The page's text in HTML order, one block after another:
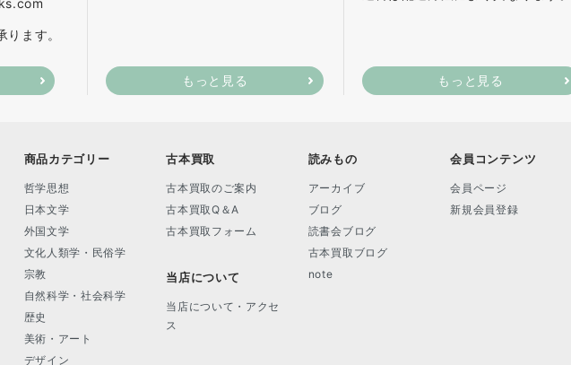
ます。
もっと見る もっと見る
商品カテゴリー
哲学思想
日本文学
外国文学
文化人類学・民俗学
宗教
自然科学・社会科学
歴史
美術・アート
デザイン
古本買取
古本買取のご案内
古本買取Q＆A
古本買取フォーム
当店について
当店について・アクセ
ス
読みもの
アーカイブ
ブログ
読書会ブログ
古本買取ブログ
note
会員コンテンツ
会員ページ
新規会員登録